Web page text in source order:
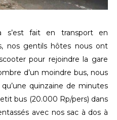
s’est fait en transport en
nos gentils hôtes nous ont
pour rejoindre la gare
d’un moindre bus, nous
quinzaine de minutes
bus (20.000 Rp/pers) dans
avec nos sac à dos à